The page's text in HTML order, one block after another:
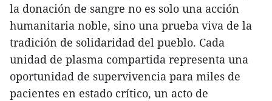
la donación de sangre no es solo una acción
humanitaria noble, sino una prueba viva de la
tradición de solidaridad del pueblo. Cada
unidad de plasma compartida representa una
oportunidad de supervivencia para miles de
pacientes en estado crítico, un acto de